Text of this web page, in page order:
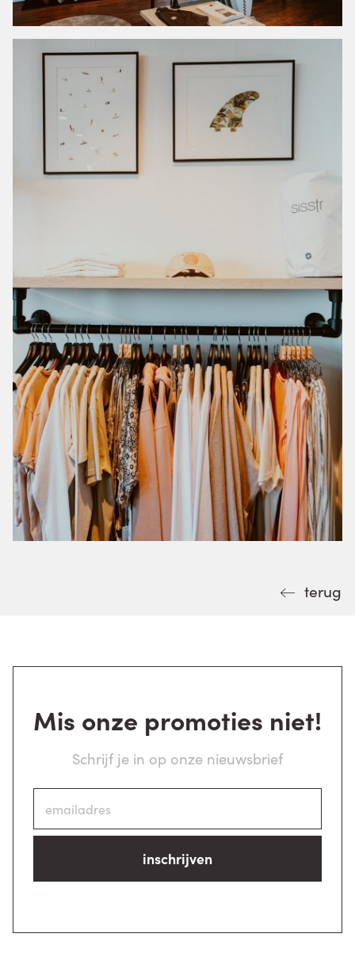
terug
Mis onze promoties niet!
Schrijf je in op onze nieuwsbrief
inschrijven